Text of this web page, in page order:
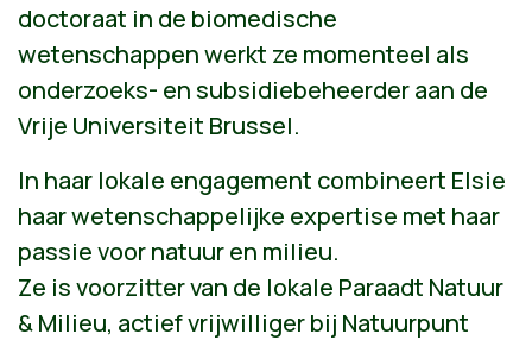
doctoraat in de biomedische
wetenschappen werkt ze momenteel als
onderzoeks- en subsidiebeheerder aan de
Vrije Universiteit Brussel.
In haar lokale engagement combineert Elsie
haar wetenschappelijke expertise met haar
passie voor natuur en milieu.
Ze is voorzitter van de lokale Paraadt Natuur
& Milieu, actief vrijwilliger bij Natuurpunt